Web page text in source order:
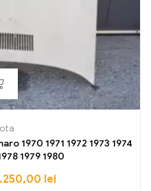
1970 1971 1972 1973 1974
1979 1980
lei